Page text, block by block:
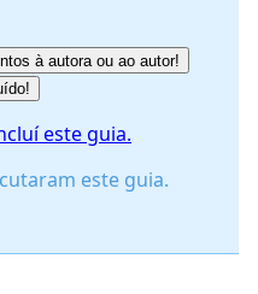
à autora ou ao autor!
este guia.
este guia.